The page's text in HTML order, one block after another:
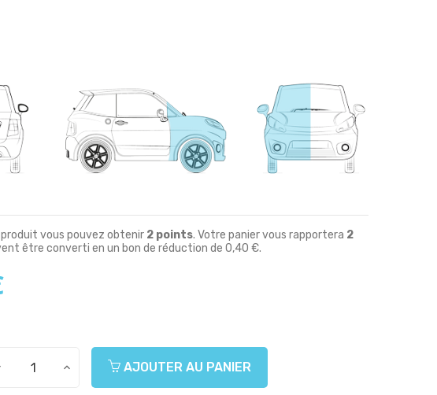
vous pouvez obtenir 2 points. Votre panier vous rapportera 2
être converti en un bon de réduction de 0,40 €.
AJOUTER AU PANIER